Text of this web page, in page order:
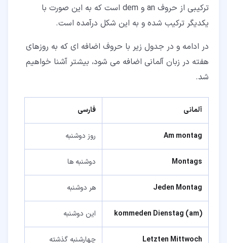
ترکیبی از حروف an و dem است که به این صورت با
یکدیگر ترکیب شده و به این شکل درآمده است.
در ادامه و در جدول زیر با حروف اضافه ای که به روزهای
هفته در زبان آلمانی اضافه می شود، بیشتر آشنا خواهیم
شد.
آلمانی فارسی
Am montag روز دوشنبه
Montags دوشنبه ها
Jeden Montag هر دوشنبه
(am) kommeden Dienstag این دوشنبه
Letzten Mittwoch چهارشنبه گذشته